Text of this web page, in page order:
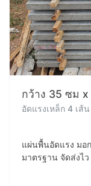
กว้าง 35 ซม
อัดแรงเหล็ก 4 เส้
แผ่นพื้นอัดแรง มอ
มาตรฐาน จัดส่งไ